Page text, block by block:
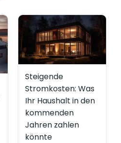
Steigende
Stromkosten: Was
Ihr Haushalt in den
kommenden
Jahren zahlen
könnte